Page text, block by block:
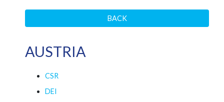
BACK
AUSTRIA
CSR
DEI